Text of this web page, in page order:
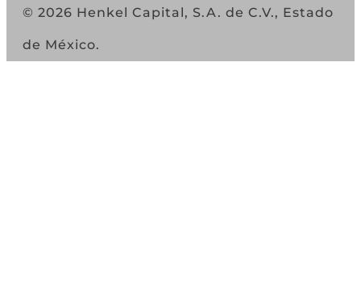
© 2026 Henkel Capital, S.A. de C.V., Estado
de México.